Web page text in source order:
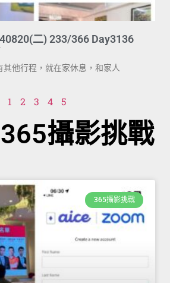
二) 233/366 Day3136
他行程，就在家休息，和家人
1 2 3 4 5
攝影挑戰
365攝影挑戰